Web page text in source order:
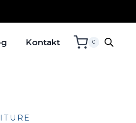
Kontakt 0